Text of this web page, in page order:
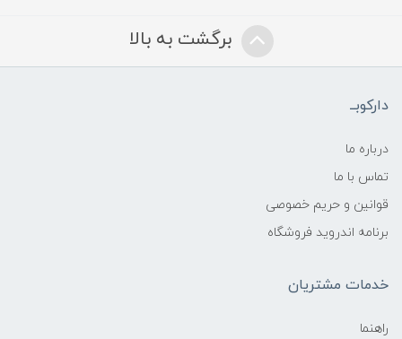
برگشت به بالا
دارکوبــ
درباره ما
تماس با ما
قوانین و حریم خصوصی
برنامه اندروید فروشگاه
خدمات مشتریان
راهنما